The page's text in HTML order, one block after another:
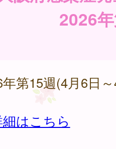
2026
第15週(4月6日
はこちら